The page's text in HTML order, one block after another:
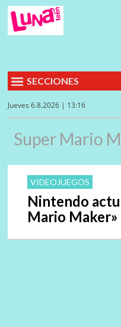
SECCIONES
Jueves 6.8.2026 | 13:16
Super Mario
VIDEOJUEGOS
Nintendo
Mario Maker»